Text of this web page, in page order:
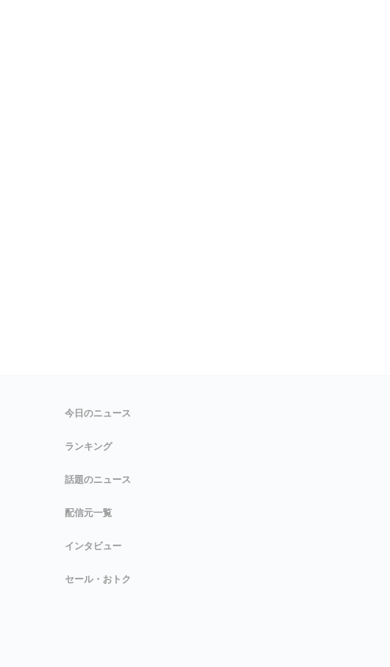
今日のニュース
ランキング
話題のニュース
配信元一覧
インタビュー
セール・おトク